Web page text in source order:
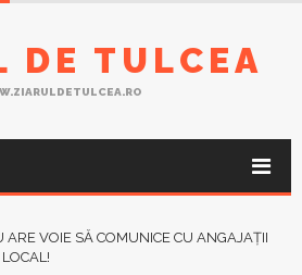
DE TULCEA